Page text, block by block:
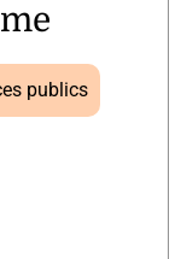
publics